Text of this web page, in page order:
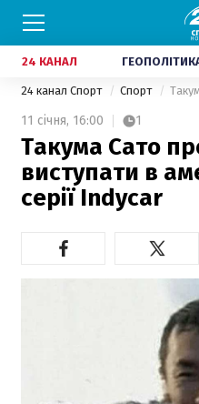
24 КАНАЛ
24 канал Спорт Спорт
11 січня, 16:00 1
Такума Сато
виступати в
серії Indycar